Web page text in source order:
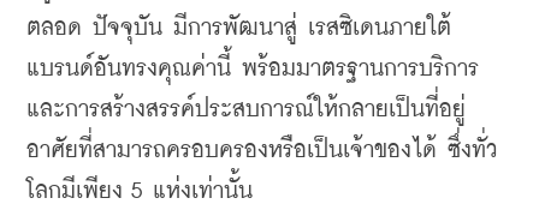
ตลอด ปัจจุบัน มีการพัฒนาสู่ เรสซิเดนภายใต้
แบรนด์อันทรงคุณค่านี้ พร้อมมาตรฐานการบริการ
และการสร้างสรรค์ประสบการณ์ให้กลายเป็นที่อยู่
อาศัยที่สามารถครอบครองหรือเป็นเจ้าของได้ ซึ่งทั่ว
โลกมีเพียง 5 แห่งเท่านั้น